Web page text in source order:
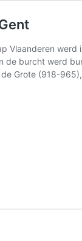
Vlaanderen werd
de burcht werd
Grote (918-